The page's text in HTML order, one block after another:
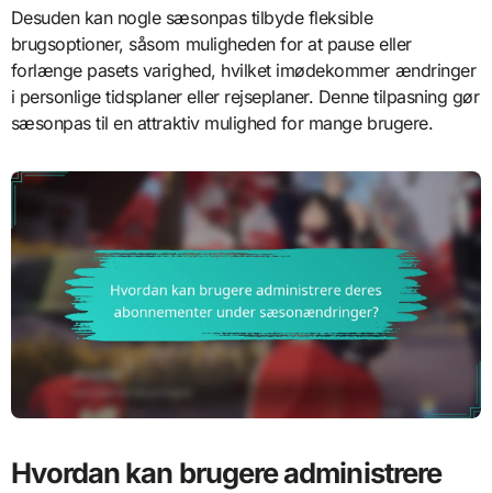
Desuden kan nogle sæsonpas tilbyde fleksible
brugsoptioner, såsom muligheden for at pause eller
forlænge pasets varighed, hvilket imødekommer ændringer
i personlige tidsplaner eller rejseplaner. Denne tilpasning gør
sæsonpas til en attraktiv mulighed for mange brugere.
Hvordan kan brugere administrere